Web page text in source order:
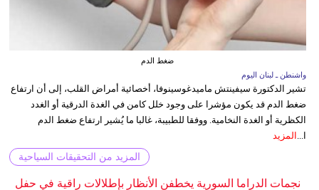
ضغط الدم
واشنطن ـ لبنان اليوم
تشير الدكتورة سيفينتش ماميدغوسينوفا، أخصائية أمراض القلب، إلى أن ارتفاع
ضغط الدم قد يكون مؤشرا على وجود خلل كامن في الغدة الدرقية أو الغدد
الكظرية أو الغدة النخامية. ووفقا للطبيبة، غالبا ما يُشير ارتفاع ضغط الدم
ا... المزيد
المزيد من التحقيقات السياحية
نجمات الدراما السورية يخطفن الأنظار بإطلالات راقية في حفل